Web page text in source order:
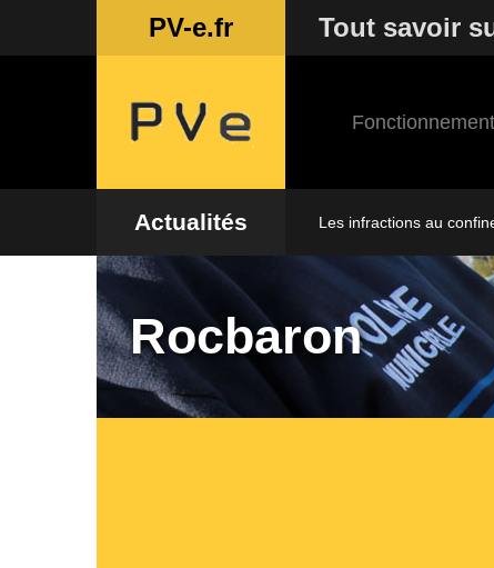
PV-e.fr Tout savoir
Fonctionnement
Actualités Les infractions au
Rocbaron